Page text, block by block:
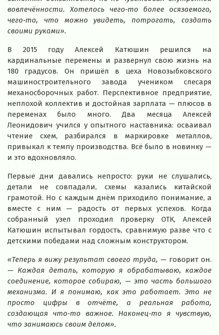
вовлечённости. Хотелось чего‑то более осязаемого,
чего‑то, что можно увидеть, потрогать, создать
своими руками».
В 2015 году Алексей Катюшин решился на
кардинальные перемены и развернул свою жизнь на
180 градусов. Он пришёл в цеха Новозыбковского
машиностроительного завода учеником слесаря
механосборочных работ. Перспективное предприятие,
неплохой коллектив и достойная зарплата — плюсов в
переменах было много. Два месяца Алексей
Леонидович учился у опытного наставника: осваивал
чтение схем, разбирался в маркировке металлов,
привыкал к темпу производства. Всё было в новинку —
и это вдохновляло.
Первые дни давались непросто: руки не слушались,
детали не совпадали, схемы казались китайской
грамотой. Но с каждым днём приходило понимание, а
вместе с ним — радость от первых успехов. Когда
собранный узел проходил проверку ОТК, Алексей
Катюшин испытывал гордость, сравнимую разве что с
детскими победами над сложным конструктором.
«Теперь я вижу результат своего труда, — говорит он.
— Каждая деталь, которую я обрабатываю, каждое
соединение, которое собираю, — это часть большого
механизма. И я понимаю, как это работает. Это не
просто цифры в отчёте, а реальная работа,
создающая что‑то важное. Наконец‑то я чувствую,
что занимаюсь своим делом».